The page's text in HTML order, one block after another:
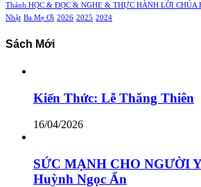
Thánh HỌC & ĐỌC & NGHE & THỰC HÀNH LỜI
Nhật Ba Mẹ Ơi 2026 2025 2024
Sách Mới
Kiến Thức: Lễ Thăng Thiên
16/04/2026
SỨC MẠNH CHO NGƯỜI
Huỳnh Ngọc Ẩn